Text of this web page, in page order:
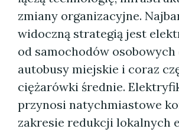
zmiany organizacyjne.
widoczną strategią jest
od samochodów osobowych
autobusy miejskie i coraz
ciężarówki średnie.
przynosi natychmiastowe
zakresie redukcji lokalnych